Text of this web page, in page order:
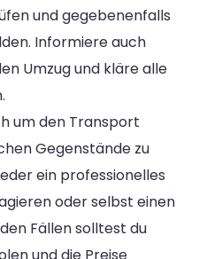
und gegebenenfalls
Informiere auch
Umzug und kläre alle
um den Transport
Gegenstände zu
ein professionelles
oder selbst einen
Fällen solltest du
und die Preise